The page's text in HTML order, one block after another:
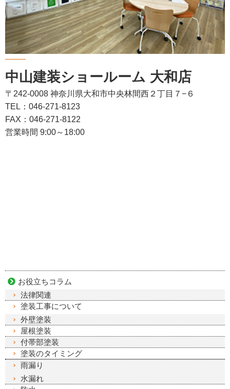
中山建装ショールーム 大和店
〒242-0008 神奈川県大和市中央林間西２丁目７−６
TEL：046-271-8123
FAX：046-271-8122
営業時間 9:00～18:00
お役立ちコラム
法律関連
塗装工事について
外壁塗装
屋根塗装
付帯部塗装
塗装のタイミング
雨漏り
水漏れ